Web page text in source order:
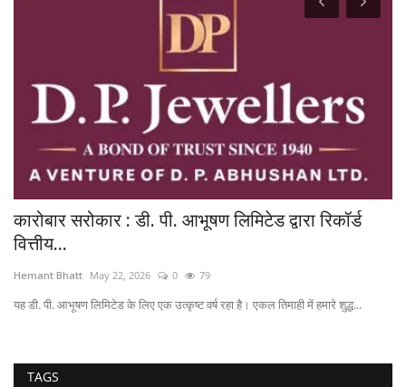
कारोबार सरोकार : डी. पी. आभूषण लिमिटेड द्वारा रिकॉर्ड
वित्तीय...
Hemant Bhatt May 22, 2026 0 79
यह डी. पी. आभूषण लिमिटेड के लिए एक उत्कृष्ट वर्ष रहा है। एकल तिमाही में हमारे शुद्ध...
TAGS